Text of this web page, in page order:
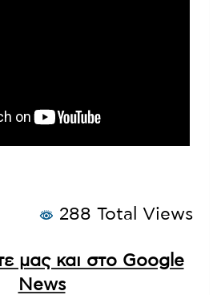
288 Total Views
μας και στο Google
News